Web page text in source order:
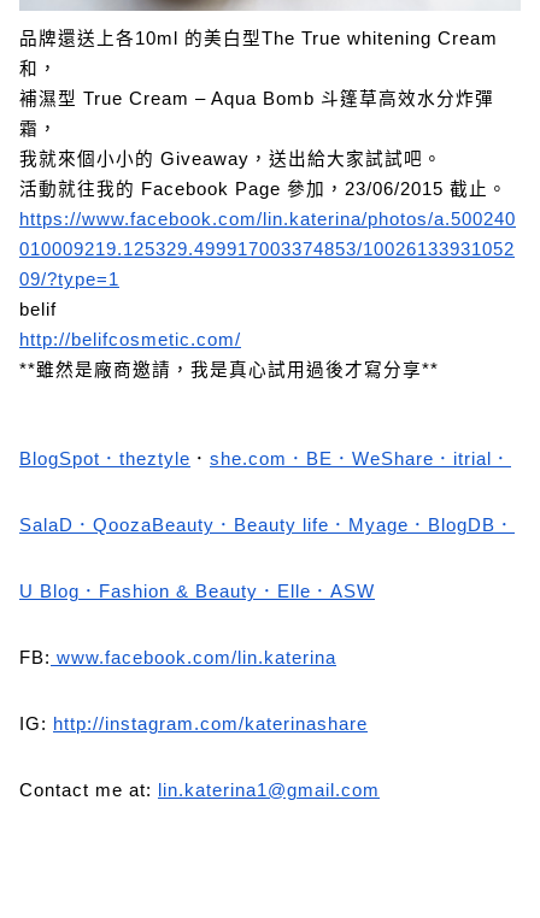
品牌還送上各10ml 的美白型The True whitening Cream
和，
補濕型 True Cream – Aqua Bomb 斗篷草高效水分炸彈
霜，
我就來個小小的 Giveaway，送出給大家試試吧。
活動就往我的 Facebook Page 參加，23/06/2015 截止。
https://www.facebook.com/lin.katerina/photos/a.500240
010009219.125329.499917003374853/10026133931052
09/?type=1
belif
http://belifcosmetic.com/
**雖然是廠商邀請，我是真心試用過後才寫分享**
BlogSpot ． theztyle ． she.com ． BE ． WeShare ． itrial ．
SalaD ． QoozaBeauty ． Beauty life ． Myage ． BlogDB ．
U Blog ． Fashion & Beauty ． Elle ．ASW
FB: www.facebook.com/lin.katerina
IG: http://instagram.com/katerinashare
Contact me at: lin.katerina1@gmail.com